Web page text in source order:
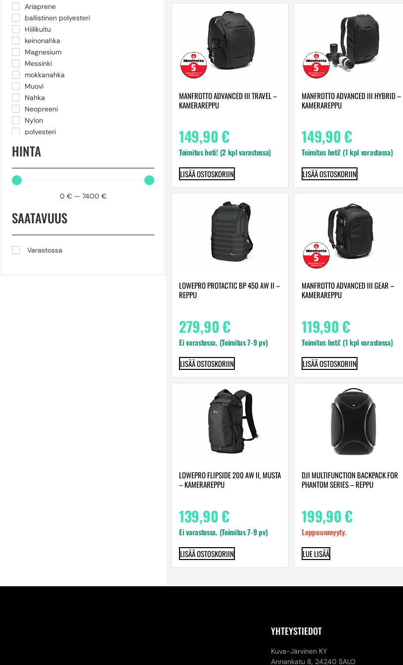
vesimeloni
Vihreä
Violetti
Ariaprene
ballistinen polyesteri
Hiilikuitu
keinonahka
Magnesium
Messinki
mokkanahka
Muovi
Nahka
Neopreeni
Nylon
polyesteri
polyuretaani
PU-vaahto
Synteettinen kangas
Teknopolymeeri
Teräs
TPE-vaahto
HINTA
0 € — 7400 €
SAATAVUUS
Varastossa
MANFROTTO ADVANCED III TRAVEL –
KAMERAREPPU
149,90€
Toimitus heti! (2 kpl varastossa)
LISÄÄ OSTOSKORIIN
MANFROTTO ADVANCED III HYBRID –
KAMERAREPPU
149,90€
Toimitus heti! (1 kpl varastossa)
LISÄÄ OSTOSKORIIN
LOWEPRO PROTACTIC BP 450 AW II –
REPPU
279,90€
Ei varastossa. (Toimitus 7-9 pv)
LISÄÄ OSTOSKORIIN
MANFROTTO ADVANCED III GEAR –
KAMERAREPPU
119,90€
Toimitus heti! (1 kpl varastossa)
LISÄÄ OSTOSKORIIN
LOWEPRO FLIPSIDE 200 AW II, MUSTA
– KAMERAREPPU
139,90€
Ei varastossa. (Toimitus 7-9 pv)
LISÄÄ OSTOSKORIIN
DJI MULTIFUNCTION BACKPACK FOR
PHANTOM SERIES – REPPU
199,90€
Loppuunmyyty.
LUE LISÄÄ
YHTEYSTIEDOT
Kuva-Järvinen KY
Annankatu 8, 24240 SALO